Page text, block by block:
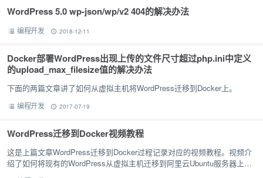
WordPress 5.0 wp-json/wp/v2 404的解决办法
编程开发 2018-12-11
Docker部署WordPress出现上传的文件尺寸超过php.ini中定义
的upload_max_filesize值的解决办法
下面的两篇文章讲了如何从虚拟主机将WordPress迁移到Docker上。
编程开发 2017-07-19
WordPress迁移到Docker视频教程
这是上篇文章WordPress迁移到Docker过程记录对应的视频教程。视频介
绍了如何将现有的WordPress从虚拟主机迁移到阿里云Ubuntu服务器上，